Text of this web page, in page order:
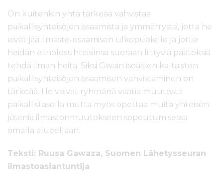
On kuitenkin yhtä tärkeää vahvistaa
paikallisyhteisöjen osaamista ja ymmärrystä, jotta he
eivät jää ilmasto-osaamisen ulkopuolelle ja jottei
heidän elinolosuhteisiinsa suoraan liittyviä päätöksiä
tehdä ilman heitä. Siksi Gwain isoäitien kaltaisten
paikallisyhteisöjen osaamisen vahvistaminen on
tärkeää. He voivat ryhmänä vaatia muutosta
paikallistasolla mutta myös opettaa muita yhteisön
jäseniä ilmastonmuutokseen sopeutumisessa
omalla alueellaan.
Teksti: Ruusa Gawaza, Suomen Lähetysseuran
ilmastoasiantuntija